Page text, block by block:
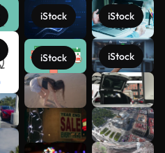
iStock
iStock
iStock
iStock
Scopri di
più